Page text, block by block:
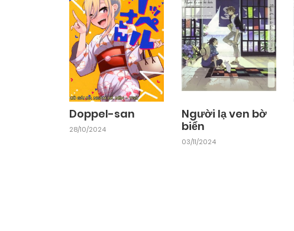
Doppel-san
28/10/2024
Người lạ ven bờ
biển
03/11/2024